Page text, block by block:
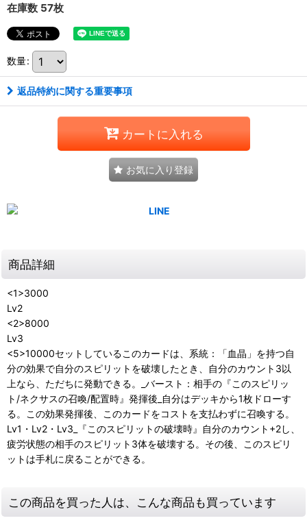
在庫数 57枚
数量:
返品特約に関する重要事項
カートに入れる
お気に入り登録
商品詳細
<1>3000
Lv2
<2>8000
Lv3
<5>10000セットしているこのカードは、系統：「血晶」を持つ自
分の効果で自分のスピリットを破壊したとき、自分のカウント3以
上なら、ただちに発動できる。_バースト：相手の『このスピリッ
ト/ネクサスの召喚/配置時』発揮後_自分はデッキから1枚ドローす
る。この効果発揮後、このカードをコストを支払わずに召喚する。
Lv1・Lv2・Lv3_『このスピリットの破壊時』自分のカウント+2し、
疲労状態の相手のスピリット3体を破壊する。その後、このスピリ
ットは手札に戻ることができる。
この商品を買った人は、こんな商品も買っています